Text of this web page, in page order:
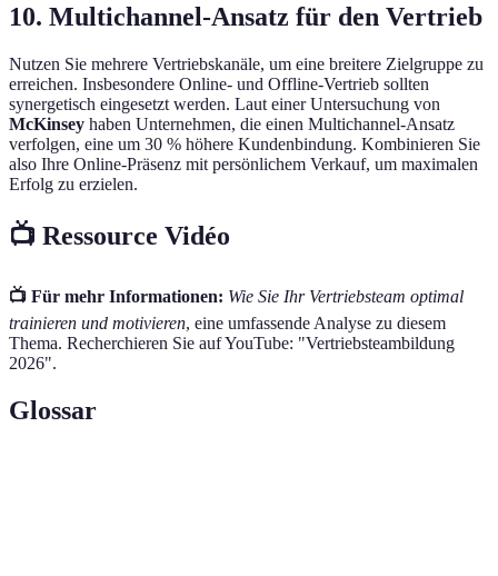
10. Multichannel-Ansatz für den Vertrieb
Nutzen Sie mehrere Vertriebskanäle, um eine breitere Zielgruppe zu
erreichen. Insbesondere Online- und Offline-Vertrieb sollten
synergetisch eingesetzt werden. Laut einer Untersuchung von
McKinsey haben Unternehmen, die einen Multichannel-Ansatz
verfolgen, eine um 30 % höhere Kundenbindung. Kombinieren Sie
also Ihre Online-Präsenz mit persönlichem Verkauf, um maximalen
Erfolg zu erzielen.
📺 Ressource Vidéo
📺 Für mehr Informationen: Wie Sie Ihr Vertriebsteam optimal
trainieren und motivieren, eine umfassende Analyse zu diesem
Thema. Recherchieren Sie auf YouTube: "Vertriebsteambildung
2026".
Glossar